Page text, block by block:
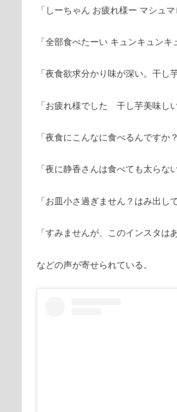
「しーちゃん お疲れ様ー マシュ
「全部食べたーい キュンキュンキ
「夜食欲求分かり味が深い。干し
「お疲れ様でした 干し芋美味し
「夜食にこんなに食べるんですか
「夜に静香さんは食べても太らな
「お皿小さ過ぎません？はみ出し
「すみませんが、このインスタは
などの声が寄せられている。